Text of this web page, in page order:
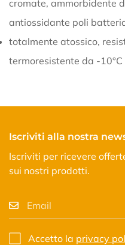
cromate, ammorbidente
antiossidante poli
totalmente atossico,
termoresistente da -10°C
Iscriviti alla nostra
Iscriviti per ricevere
sui nostri prodotti.
Accetto la privacy